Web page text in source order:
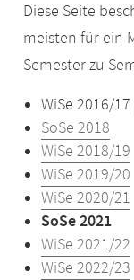
Diese Seite
meisten für ein
Semester zu
WiSe 2016/
SoSe 2018
WiSe 2018/19
WiSe 2019/20
WiSe 2020/21
SoSe 2021
WiSe 2021/22
WiSe 2022/23